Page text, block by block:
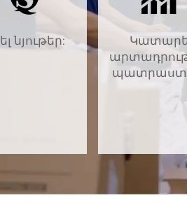
նյութեր: